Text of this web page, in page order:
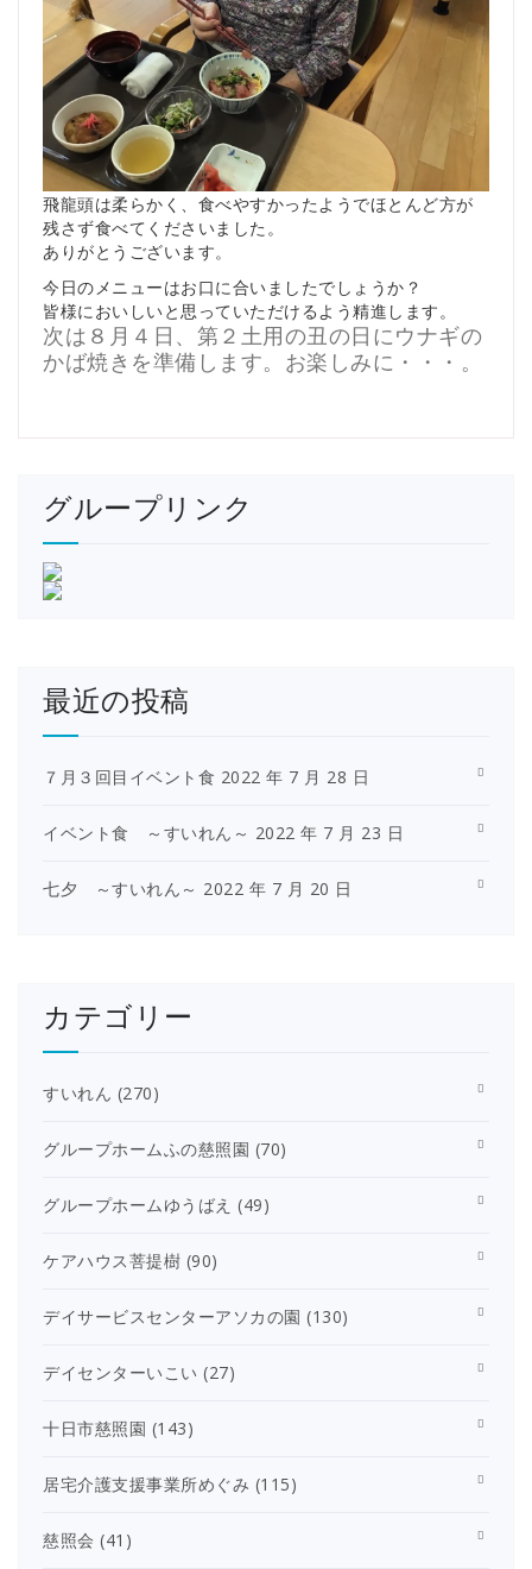
飛龍頭は柔らかく、食べやすかったようでほとんど方が
残さず食べてくださいました。
ありがとうございます。
今日のメニューはお口に合いましたでしょうか？
皆様においしいと思っていただけるよう精進します。
次は８月４日、第２土用の丑の日にウナギの
かば焼きを準備します。お楽しみに・・・。
グループリンク
最近の投稿
７月３回目イベント食 2022 年 7 月 28 日
イベント食 ～すいれん～ 2022 年 7 月 23 日
七夕 ～すいれん～ 2022 年 7 月 20 日
カテゴリー
すいれん (270)
グループホームふの慈照園 (70)
グループホームゆうばえ (49)
ケアハウス菩提樹 (90)
デイサービスセンターアソカの園 (130)
デイセンターいこい (27)
十日市慈照園 (143)
居宅介護支援事業所めぐみ (115)
慈照会 (41)